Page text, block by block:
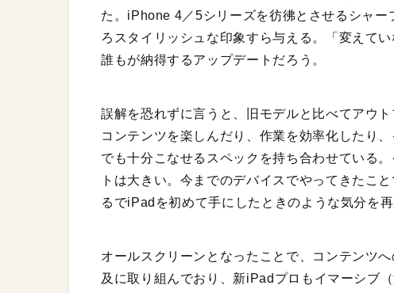
た。iPhone 4／5シリーズを彷彿とさせるシャ
ろスタイリッシュな印象すら与える。「変えて
誰もが納得するアップデートだろう。
誤解を恐れずに言うと、旧モデルと比べてアウ
コンテンツを楽しんだり、作業を効率化したり
でも十分こなせるスペックを持ち合わせている
トは大きい。今までのデバイスでやってきたこ
るでiPadを初めて手にしたときのような気分を再
オールスクリーンとなったことで、コンテンツ
及に取り組んでおり、新iPadプロもイマーシブ